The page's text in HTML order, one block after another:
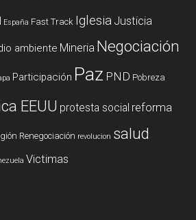
España Fast Track Iglesia Justicia
ambiente Mineria Negociación
Participación Paz PND Pobreza
EEUU protesta social reforma
Renegociación revolucion salud
Victimas